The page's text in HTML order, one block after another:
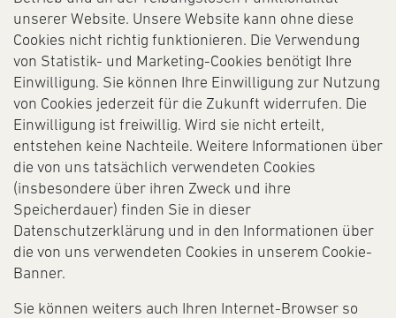
unserer Website. Unsere Website kann ohne diese
Cookies nicht richtig funktionieren. Die Verwendung
von Statistik- und Marketing-Cookies benötigt Ihre
Einwilligung. Sie können Ihre Einwilligung zur Nutzung
von Cookies jederzeit für die Zukunft widerrufen. Die
Einwilligung ist freiwillig. Wird sie nicht erteilt,
entstehen keine Nachteile. Weitere Informationen über
die von uns tatsächlich verwendeten Cookies
(insbesondere über ihren Zweck und ihre
Speicherdauer) finden Sie in dieser
Datenschutzerklärung und in den Informationen über
die von uns verwendeten Cookies in unserem Cookie-
Banner.
Sie können weiters auch Ihren Internet-Browser so